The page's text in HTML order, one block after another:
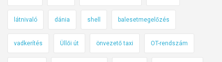
látnivaló dánia shell balesetmegelőzés
vadkerítés Üllői út önvezető taxi OT-rendszám